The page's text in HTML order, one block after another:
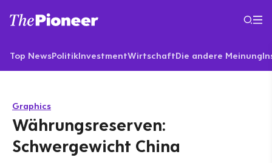
Top NewsPolitikInvestmentWirtschaftDie andere Meinung
Graphics
Währungsreserven:
Schwergewicht China